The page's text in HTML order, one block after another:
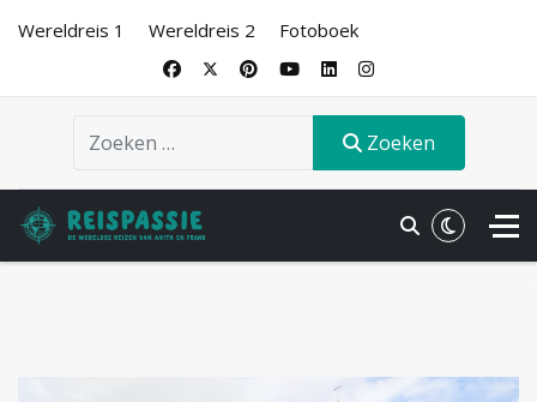
Wereldreis 1 Wereldreis 2 Fotoboek
Zoeken Zoeken